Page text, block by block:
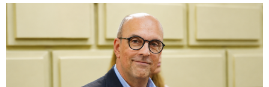
Diputado Provincial
Palo Oliver busca que reclamarle los
fondos a Nación deje de depender del